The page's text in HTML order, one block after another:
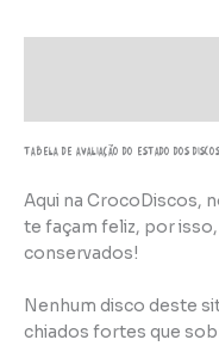
TABELA DE AVALIAÇÃo do estado dos discos
Aqui na CrocoDiscos,
te façam feliz, por
conservados!
Nenhum disco deste
chiados fortes que